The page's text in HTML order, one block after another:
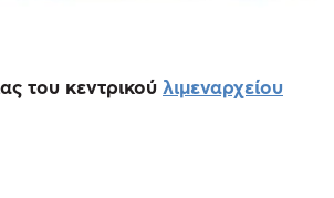
του κεντρικού λιμεναρχείου